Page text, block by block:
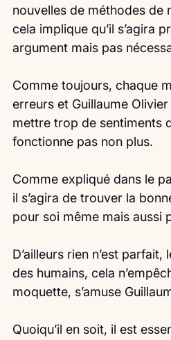
nouvelles de méthodes de
cela implique qu’il s’agira
argument mais pas
Comme toujours, chaque
erreurs et Guillaume
mettre trop de sentiments
fonctionne pas non plus.
Comme expliqué dans le
il s’agira de trouver la
pour soi même mais aussi
D’ailleurs rien n’est
des humains, cela
moquette, s’amuse
Quoiqu’il en soit, il est